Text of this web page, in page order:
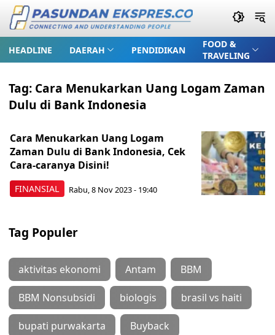
HEADLINE DAERAH PENDIDIKAN
FOOD &
TRAVELING
Tag: Cara Menukarkan Uang Logam Zaman
Dulu di Bank Indonesia
FINANSIAL
Cara Menukarkan Uang Logam
Zaman Dulu di Bank Indonesia, Cek
Cara-caranya Disini!
Rabu, 8 Nov 2023 - 19:40
Tag Populer
aktivitas ekonomi Antam BBM
BBM Nonsubsidi biologis brasil vs haiti
bupati purwakarta Buyback